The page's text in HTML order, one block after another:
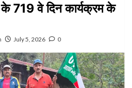
के 719 वे दिन कार्यक्रम के
July 5, 2026 0